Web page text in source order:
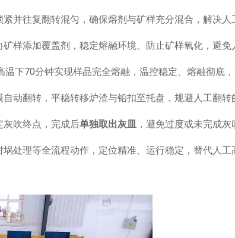
并往复翻转混匀，确保熔剂与矿样充分混合，解决人
样添加覆盖剂，稳定熔融环境、防止矿样氧化，避免
温下70分钟实现样品完全熔融，温控稳定、熔融彻底
动翻转，平稳转移炉渣与铅扣至托盘，规避人工翻转
灰吹终点，完成后单独取出灰皿 ，避免过度或未完成灰
处理等全流程动作，定位精准、运行稳定，替代人工